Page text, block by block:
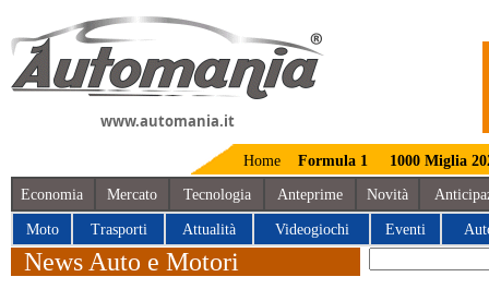
www.automania.it
Home Formula 1 1000 Miglia
Economia Mercato Tecnologia Anteprime Novità
Moto Trasporti Attualità Videogiochi Eventi
News Auto e Motori